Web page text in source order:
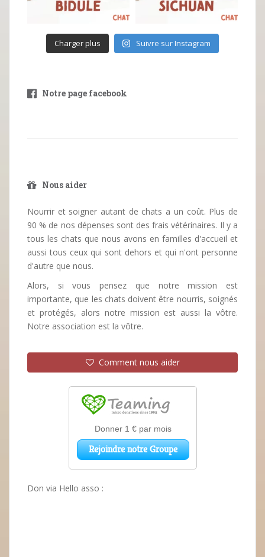
Charger plus Suivre sur Instagram
Notre page facebook
Nous aider
Nourrir et soigner autant de chats a un coût. Plus de
90 % de nos dépenses sont des frais vétérinaires. Il y a
tous les chats que nous avons en familles d'accueil et
aussi tous ceux qui sont dehors et qui n'ont personne
d'autre que nous.
Alors, si vous pensez que notre mission est
importante, que les chats doivent être nourris, soignés
et protégés, alors notre mission est aussi la vôtre.
Notre association est la vôtre.
Comment nous aider
Don via Hello asso :